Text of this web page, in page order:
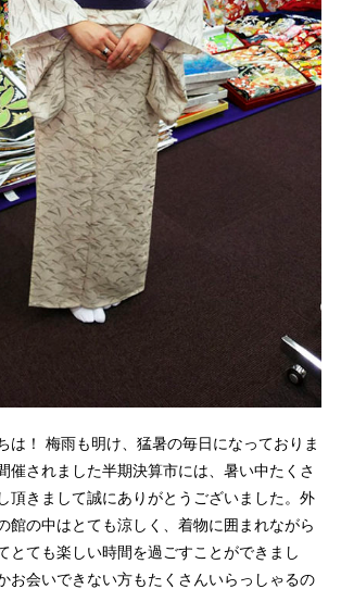
は！ 梅雨も明け、猛暑の毎日になっておりま
催されました半期決算市には、暑い中たくさ
頂きまして誠にありがとうございました。外
館の中はとても涼しく、着物に囲まれながら
とても楽しい時間を過ごすことができまし
お会いできない方もたくさんいらっしゃるの